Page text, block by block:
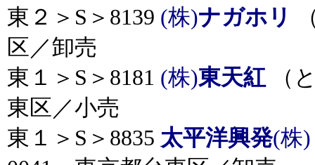
東２＞S＞8139 (株)ナガホリ
区／卸売
東１＞S＞8181 (株)東天紅
（
東区／小売
東１＞S＞8835 太平洋興発(株)